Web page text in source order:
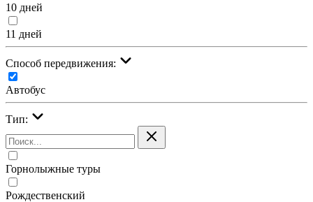
10 дней
11 дней
Cпособ передвижения:
Автобус
Тип:
Горнолыжные туры
Рождественский